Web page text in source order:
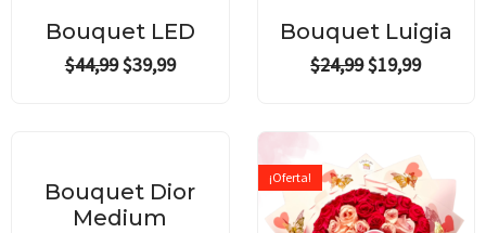
Bouquet LED
$44,99
was:
$44,99.
$39,99
is:
Bouquet Luigia
$24,99
was:
$24,99.
$19,99
is:
$19,99.
Bouquet Dior
Medium
¡Oferta!
price
was:
$54,99.
price
$29,99.